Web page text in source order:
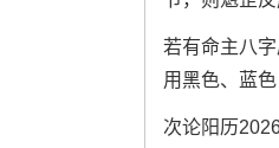
若有命主八
用黑色、蓝
次论阳历